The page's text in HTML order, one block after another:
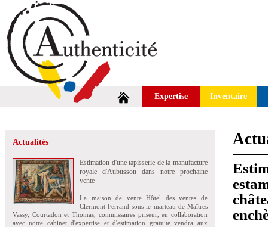
Expertise Inventaire
Actualités
Estimation d'une tapisserie de la manufacture
royale d'Aubusson dans notre prochaine
vente
La maison de vente Hôtel des ventes de
Clermont-Ferrand sous le marteau de Maîtres
Vassy, Courtadon et Thomas, commissaires priseur, en collaboration
avec notre cabinet d'expertise et d'estimation gratuite vendra aux